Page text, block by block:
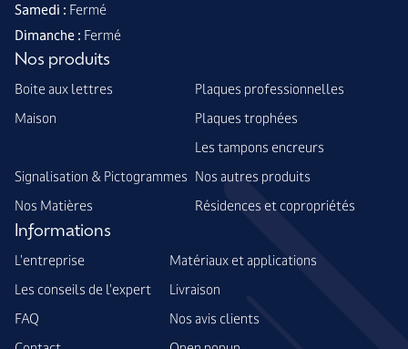
Samedi : Fermé
Dimanche : Fermé
Nos produits
Boite aux lettres
Plaques professionnelles
Maison
Plaques trophées
Les tampons encreurs
Signalisation & Pictogrammes Nos autres produits
Nos Matières
Résidences et copropriétés
Informations
L'entreprise
Matériaux et applications
Les conseils de l'expert
Livraison
FAQ
Nos avis clients